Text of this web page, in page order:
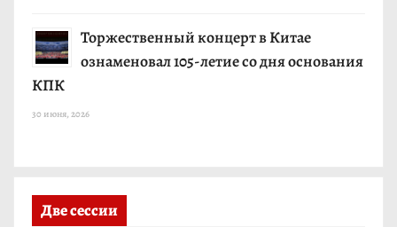
Торжественный концерт в Китае
ознаменовал 105-летие со дня основания
КПК
30 июня, 2026
Две сессии